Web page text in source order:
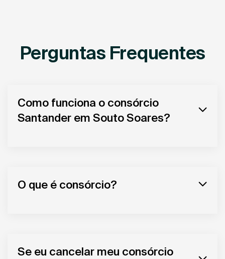
Perguntas Frequentes
Como funciona o consórcio
Santander em Souto Soares?
O que é consórcio?
Se eu cancelar meu consórcio